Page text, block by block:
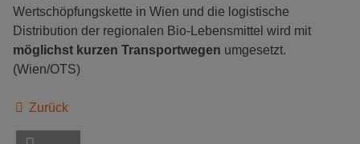
Wertschöpfungskette in Wien und die logistische
Distribution der regionalen Bio-Lebensmittel wird mit
möglichst kurzen Transportwegen umgesetzt.
(Wien/OTS)
Zurück